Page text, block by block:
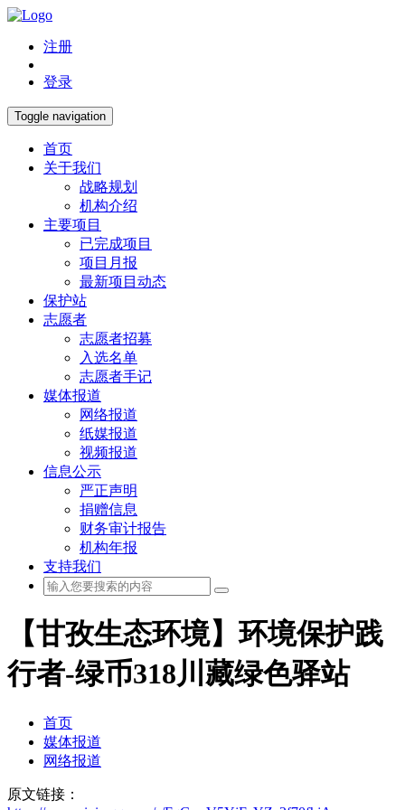
注册
登录
Toggle navigation
首页
关于我们
战略规划
机构介绍
主要项目
已完成项目
项目月报
最新项目动态
保护站
志愿者
志愿者招募
入选名单
志愿者手记
媒体报道
网络报道
纸媒报道
视频报道
信息公示
严正声明
捐赠信息
财务审计报告
机构年报
支持我们
【甘孜生态环境】环境保护践
行者-绿币318川藏绿色驿站
首页
媒体报道
网络报道
原文链接：